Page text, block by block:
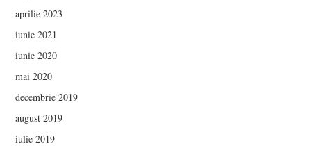
aprilie 2023
iunie 2021
iunie 2020
mai 2020
decembrie 2019
august 2019
iulie 2019